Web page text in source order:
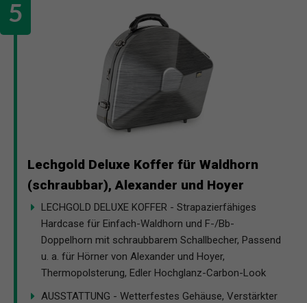
Lechgold Deluxe Koffer für Waldhorn
(schraubbar), Alexander und Hoyer
LECHGOLD DELUXE KOFFER - Strapazierfähiges
Hardcase für Einfach-Waldhorn und F-/Bb-
Doppelhorn mit schraubbarem Schallbecher, Passend
u. a. für Hörner von Alexander und Hoyer,
Thermopolsterung, Edler Hochglanz-Carbon-Look
AUSSTATTUNG - Wetterfestes Gehäuse, Verstärkter